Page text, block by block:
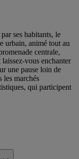
ses habitants, le
urbain, animé tout au
centrale,
vous enchanter
une pause loin de
les marchés
qui participent